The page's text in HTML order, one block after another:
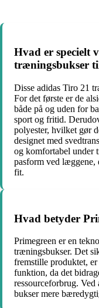
Hvad er specielt
træningsbukser
Disse adidas Tiro 21
For det første er de
både på og uden for
sport og fritid.
polyester, hvilket gør
designet med
og komfortabel under
pasform ved
fit.
Hvad betyder
Primegreen er en
træningsbukser. Det
fremstille produktet,
funktion, da det
ressourceforbrug. Ved
bukser mere